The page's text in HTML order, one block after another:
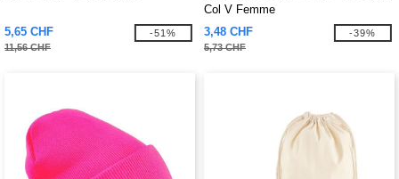
5,65 CHF
11,56 CHF
-51%
Col V Femme
3,48 CHF
5,73 CHF
-39%